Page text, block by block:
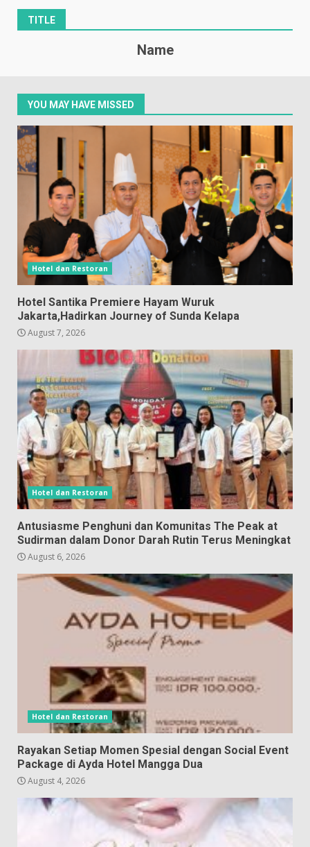
TITLE
Name
YOU MAY HAVE MISSED
Hotel dan Restoran
Hotel Santika Premiere Hayam Wuruk
Jakarta,Hadirkan Journey of Sunda Kelapa
August 7, 2026
Hotel dan Restoran
Antusiasme Penghuni dan Komunitas The Peak at
Sudirman dalam Donor Darah Rutin Terus Meningkat
August 6, 2026
Hotel dan Restoran
Rayakan Setiap Momen Spesial dengan Social Event
Package di Ayda Hotel Mangga Dua
August 4, 2026